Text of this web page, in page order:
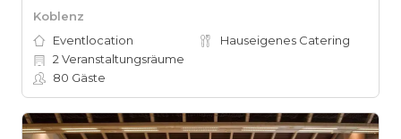
Koblenz
Eventlocation
Hauseigenes Catering
2 Veranstaltungsräume
80 Gäste